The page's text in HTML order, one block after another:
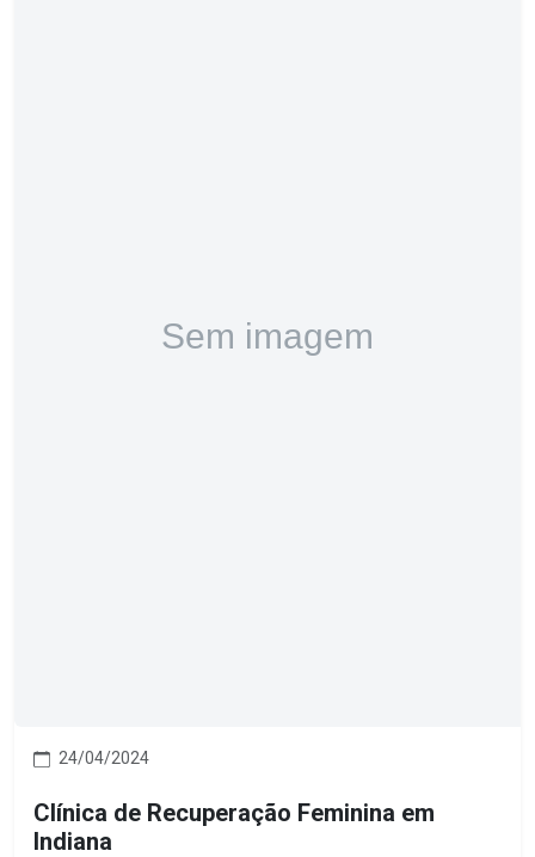
24/04/2024
Clínica de Recuperação Feminina em
Indiana